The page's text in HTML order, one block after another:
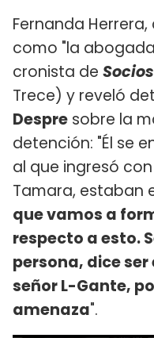
Fernanda
como "la
cronista de
Trece) y reveló
Despre sobre la
detención: "Él se
al que ingresó
Tamara, estaban
que vamos a
respecto a esto.
persona, dice
señor L-Gante,
amenaza".